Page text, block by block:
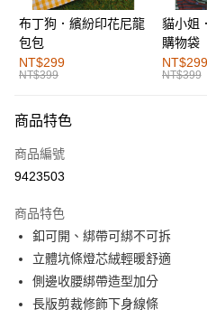
運送方式
全家取貨付款
每筆NT$60，滿NT$1,000(含以上)
付款後全家取貨
萊爾富取貨付款
付款後萊爾富取貨
每筆NT$60，滿NT$1,000(含以上)
7-11取貨付款
每筆NT$60，滿NT$1,000(含以上)
布丁狗．繽紛印花尼龍
包包
NT$299
NT$399
貓小姐
購物袋
NT$299
NT$399
商品特色
商品編號
9423503
商品特色
釦可開、綁帶可綁不可拆
立體坑條燈芯絨輕暖舒適
側邊收腰綁帶造型加分
長版剪裁修飾下身線條